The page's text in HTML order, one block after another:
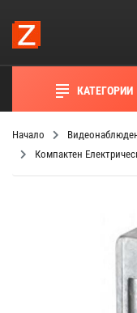
КАТЕГОРИИ
Начало
Компактен